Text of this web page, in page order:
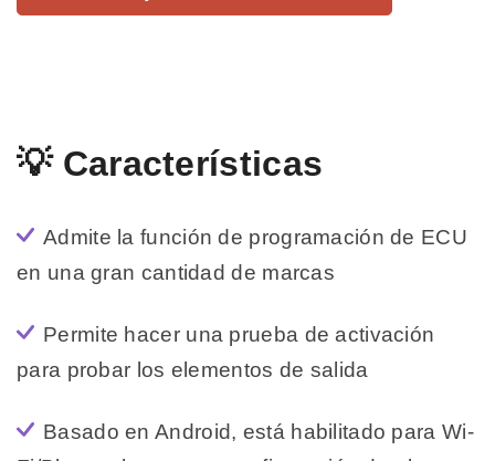
💡 Características
Admite la función de programación de ECU
en una gran cantidad de marcas
Permite hacer una prueba de activación
para probar los elementos de salida
Basado en Android, está habilitado para Wi-